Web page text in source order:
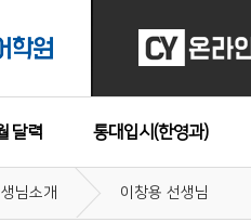
달력 통대입시(한영과)
님소개 이창용 선생님